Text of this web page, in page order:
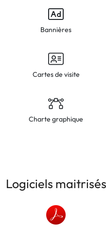
Bannières
Cartes de visite
Charte graphique
Logiciels